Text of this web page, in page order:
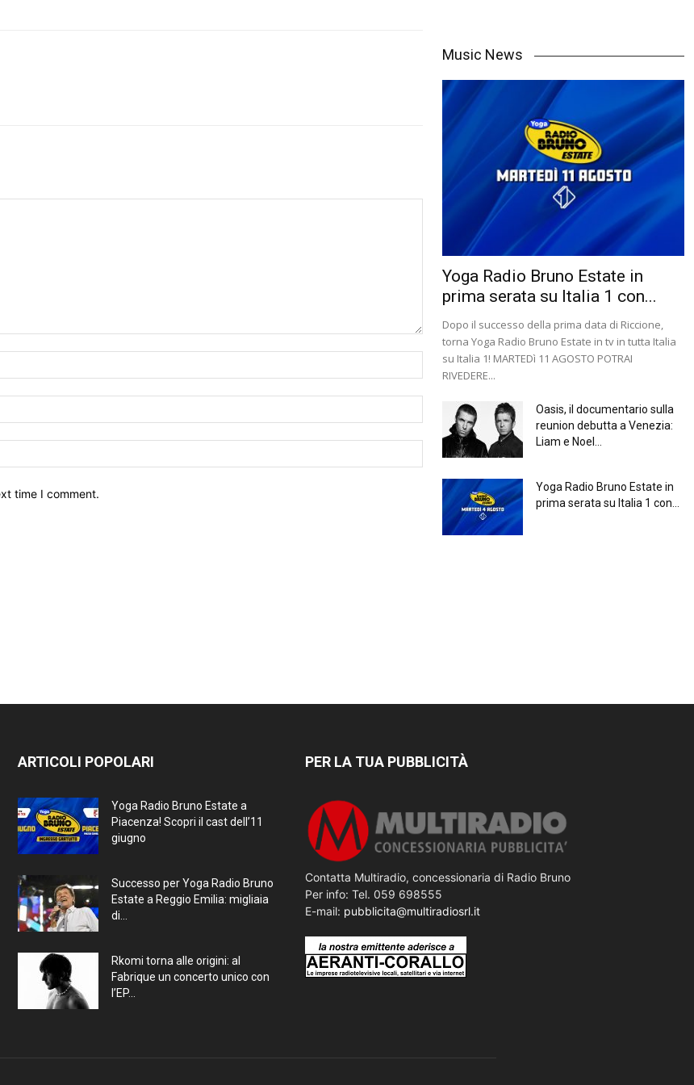
time I comment.
Music News
Yoga Radio Bruno Estate in
prima serata su Italia 1 con...
Dopo il successo della prima data di Riccione,
torna Yoga Radio Bruno Estate in tv in tutta Italia
su Italia 1! MARTEDì 11 AGOSTO POTRAI
RIVEDERE...
Oasis, il documentario sulla
reunion debutta a Venezia:
Liam e Noel...
Yoga Radio Bruno Estate in
prima serata su Italia 1 con...
ARTICOLI POPOLARI
Yoga Radio Bruno Estate a
Piacenza! Scopri il cast dell’11
giugno
Successo per Yoga Radio Bruno
Estate a Reggio Emilia: migliaia
di...
Rkomi torna alle origini: al
Fabrique un concerto unico con
l’EP...
PER LA TUA PUBBLICITÀ
Contatta Multiradio, concessionaria di Radio Bruno
Per info: Tel. 059 698555
E-mail: pubblicita@multiradiosrl.it